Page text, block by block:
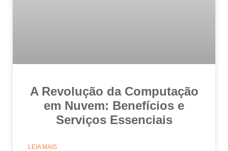
A Revolução da Computação
em Nuvem: Benefícios e
Serviços Essenciais
LEIA MAIS